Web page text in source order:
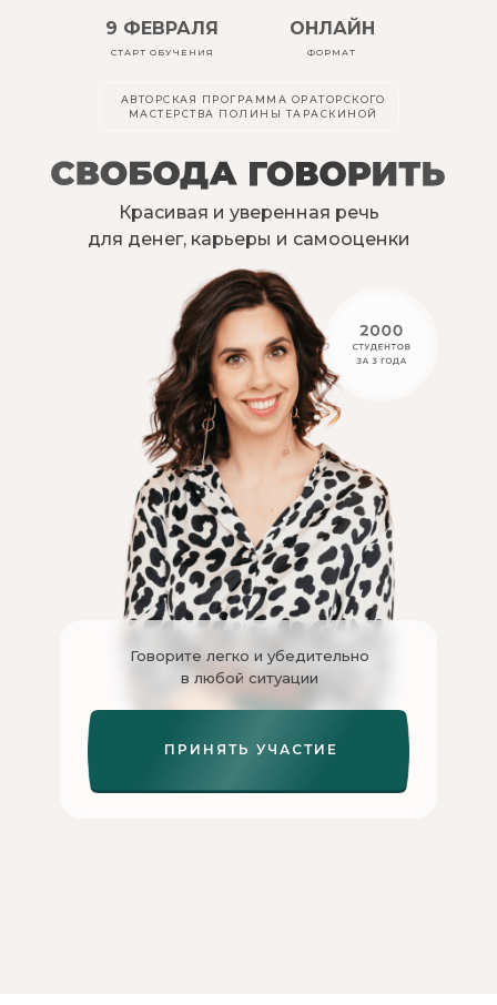
АВТОРСКАЯ ПРОГРАММА ОРАТОРСКОГО
МАСТЕРСТВА ПОЛИНЫ ТАРАСКИНОЙ
ПРИНЯТЬ УЧАСТИЕ
Говорите легко и убедительно
в любой ситуации
Красивая и уверенная речь
для денег, карьеры и самооценки
9 ФЕВРАЛЯ
СТАРТ ОБУЧЕНИЯ
ОНЛАЙН
ФОРМАТ